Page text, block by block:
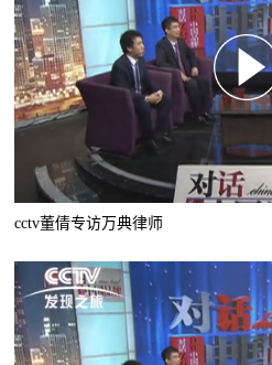
cctv董倩专访万典律师